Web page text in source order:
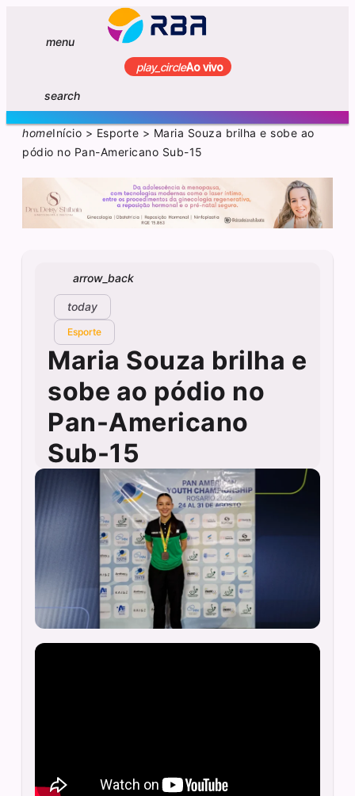
menu
play_circleAo vivo
search
homeInício > Esporte > Maria Souza brilha e sobe ao
pódio no Pan-Americano Sub-15
arrow_back
today
Esporte
Maria Souza brilha e
sobe ao pódio no
Pan-Americano
Sub-15